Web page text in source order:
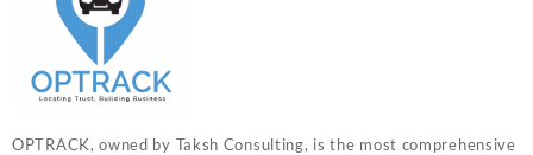
OPTRACK, owned by Taksh Consulting, is the most comprehensive